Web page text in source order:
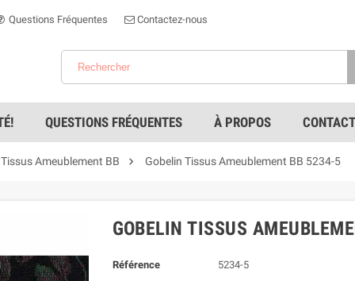
Questions Fréquentes Contactez-nous
QUESTIONS FRÉQUENTES À PROPOS
Ameublement BB  Gobelin Tissus Ameublement BB 5234-5
GOBELIN TISSUS
Référence 5234-5